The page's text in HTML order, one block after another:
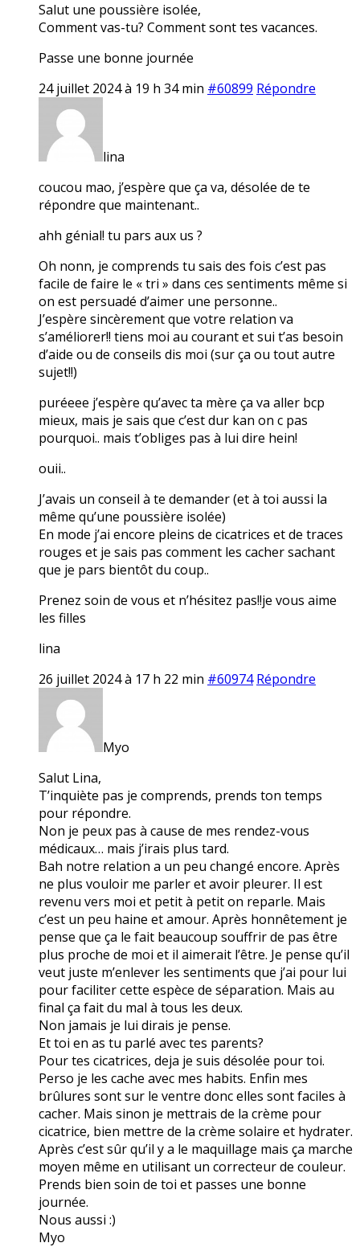
Salut une poussière isolée,
Comment vas-tu? Comment sont tes vacances.
Passe une bonne journée
24 juillet 2024 à 19 h 34 min #60899 Répondre
lina
coucou mao, j’espère que ça va, désolée de te
répondre que maintenant..
ahh génial! tu pars aux us ?
Oh nonn, je comprends tu sais des fois c’est pas
facile de faire le « tri » dans ces sentiments même si
on est persuadé d’aimer une personne..
J’espère sincèrement que votre relation va
s’améliorer!! tiens moi au courant et sui t’as besoin
d’aide ou de conseils dis moi (sur ça ou tout autre
sujet!!)
puréeee j’espère qu’avec ta mère ça va aller bcp
mieux, mais je sais que c’est dur kan on c pas
pourquoi.. mais t’obliges pas à lui dire hein!
ouii..
J’avais un conseil à te demander (et à toi aussi la
même qu’une poussière isolée)
En mode j’ai encore pleins de cicatrices et de traces
rouges et je sais pas comment les cacher sachant
que je pars bientôt du coup..
Prenez soin de vous et n’hésitez pas!!je vous aime
les filles
lina
26 juillet 2024 à 17 h 22 min #60974 Répondre
Myo
Salut Lina,
T’inquiète pas je comprends, prends ton temps
pour répondre.
Non je peux pas à cause de mes rendez-vous
médicaux… mais j’irais plus tard.
Bah notre relation a un peu changé encore. Après
ne plus vouloir me parler et avoir pleurer. Il est
revenu vers moi et petit à petit on reparle. Mais
c’est un peu haine et amour. Après honnêtement je
pense que ça le fait beaucoup souffrir de pas être
plus proche de moi et il aimerait l’être. Je pense qu’il
veut juste m’enlever les sentiments que j’ai pour lui
pour faciliter cette espèce de séparation. Mais au
final ça fait du mal à tous les deux.
Non jamais je lui dirais je pense.
Et toi en as tu parlé avec tes parents?
Pour tes cicatrices, deja je suis désolée pour toi.
Perso je les cache avec mes habits. Enfin mes
brûlures sont sur le ventre donc elles sont faciles à
cacher. Mais sinon je mettrais de la crème pour
cicatrice, bien mettre de la crème solaire et hydrater.
Après c’est sûr qu’il y a le maquillage mais ça marche
moyen même en utilisant un correcteur de couleur.
Prends bien soin de toi et passes une bonne
journée.
Nous aussi :)
Myo